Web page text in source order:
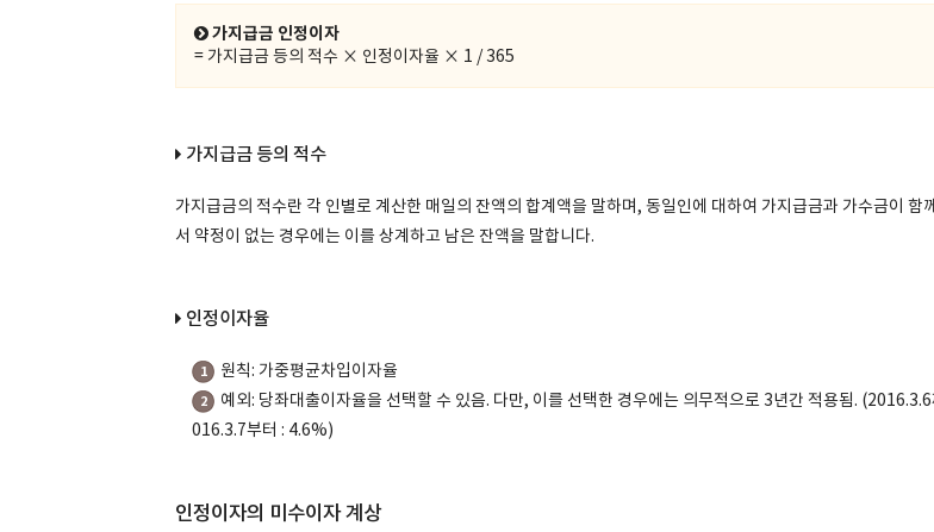
가지급금 인정이자
= 가지급금 등의 적수 × 인정이자율 × 1 / 365
가지급금 등의 적수
가지급금의 적수란 각 인별로 계산한 매일의 잔액의 합계액을 말하며, 동일인에 대하여 가지급금과 가수금이 함
서 약정이 없는 경우에는 이를 상계하고 남은 잔액을 말합니다.
인정이자율
1 원칙: 가중평균차입이자율
2
예외: 당좌대출이자율을 선택할 수 있음. 다만, 이를 선택한 경우에는 의무적으로 3년간 적용됨.
016.3.7부터 : 4.6%)
인정이자의 미수이자 계상